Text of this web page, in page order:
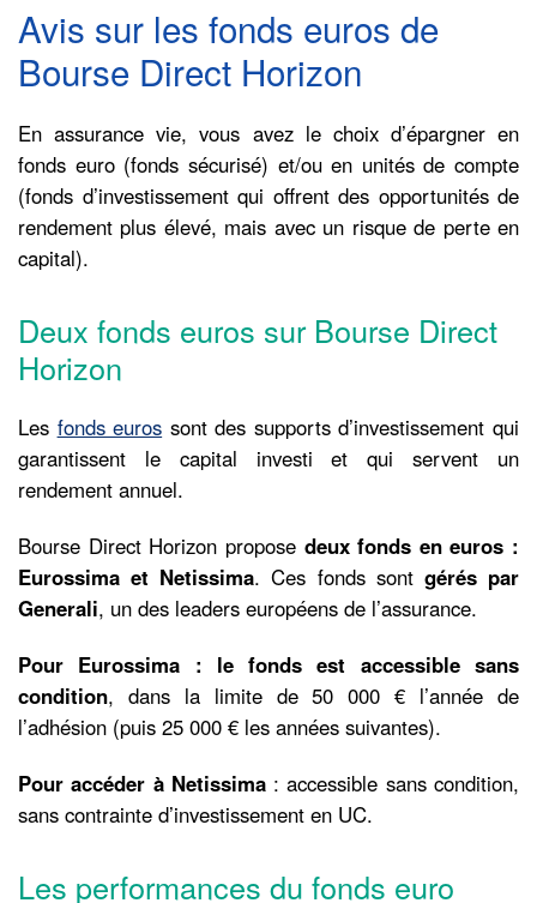
Avis sur les fonds euros de
Bourse Direct Horizon
En assurance vie, vous avez le choix d’épargner en
fonds euro (fonds sécurisé) et/ou en unités de compte
(fonds d’investissement qui offrent des opportunités de
rendement plus élevé, mais avec un risque de perte en
capital).
Deux fonds euros sur Bourse Direct
Horizon
Les fonds euros sont des supports d’investissement qui
garantissent le capital investi et qui servent un
rendement annuel.
Bourse Direct Horizon propose deux fonds en euros :
Eurossima et Netissima. Ces fonds sont gérés par
Generali, un des leaders européens de l’assurance.
Pour Eurossima : le fonds est accessible sans
condition, dans la limite de 50 000 € l’année de
l’adhésion (puis 25 000 € les années suivantes).
Pour accéder à Netissima: accessible sans condition,
sans contrainte d’investissement en UC.
Les performances du fonds euro